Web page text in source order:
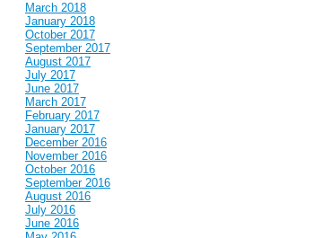
March 2018
January 2018
October 2017
September 2017
August 2017
July 2017
June 2017
March 2017
February 2017
January 2017
December 2016
November 2016
October 2016
September 2016
August 2016
July 2016
June 2016